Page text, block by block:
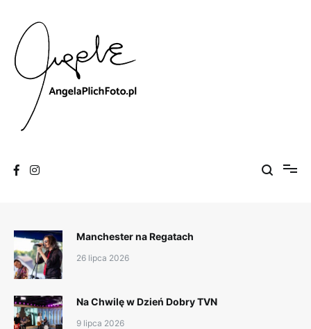
content
Manchester na Regatach
26 lipca 2026
Na Chwilę w Dzień Dobry TVN
9 lipca 2026